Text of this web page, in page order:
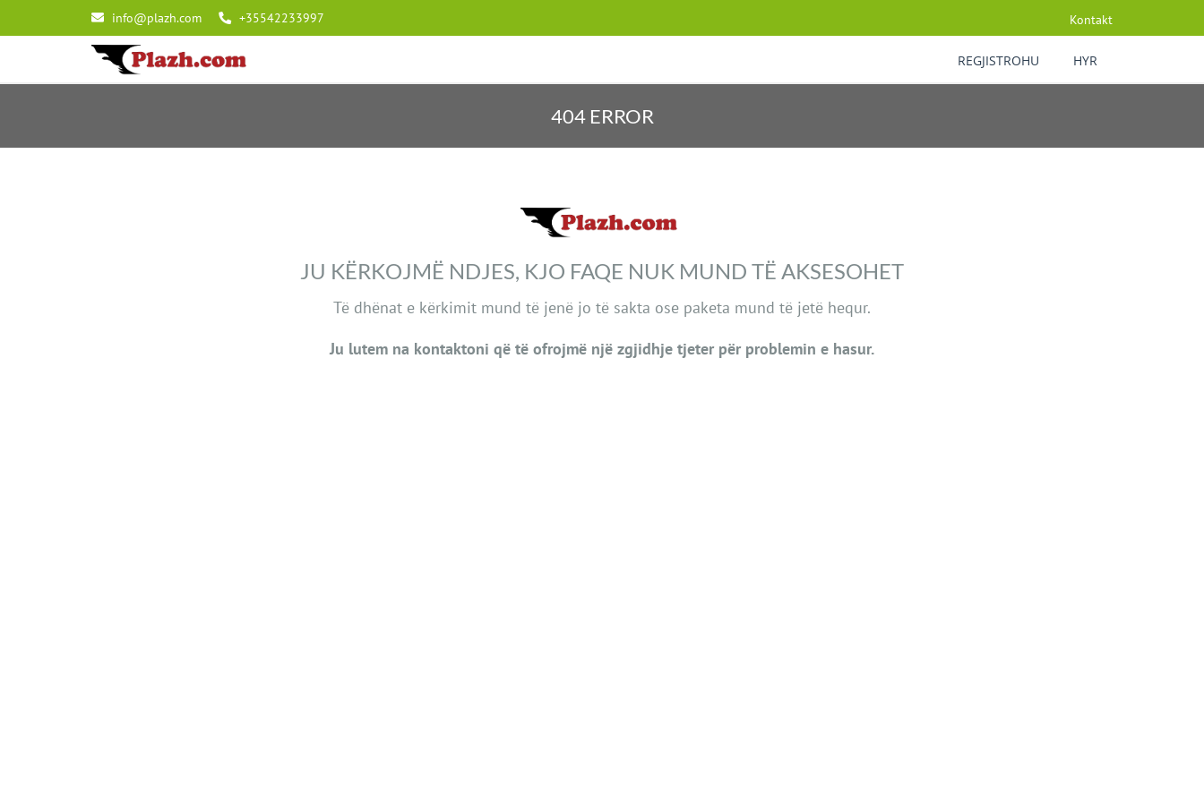
info@plazh.com +35542233997 Kontakt
REGJISTROHU HYR
404 ERROR
JU KËRKOJMË NDJES, KJO FAQE NUK MUND TË AKSESOHET
Të dhënat e kërkimit mund të jenë jo të sakta ose paketa mund të jetë hequr.
Ju lutem na kontaktoni që të ofrojmë një zgjidhje tjeter për problemin e hasur.